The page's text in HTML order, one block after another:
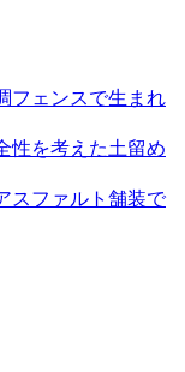
フェンスで生まれ
性を考えた土留め
スファルト舗装で